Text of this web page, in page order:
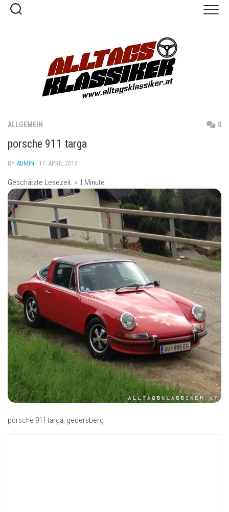
Skip
ALLGEMEIN 0
porsche 911 targa
BY ADMIN · 17. APRIL 2013
Geschätzte Lesezeit: < 1 Minute
porsche 911 targa, gedersberg